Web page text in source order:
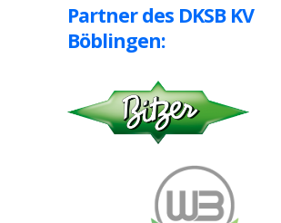
Partner des DKSB KV
Böblingen: